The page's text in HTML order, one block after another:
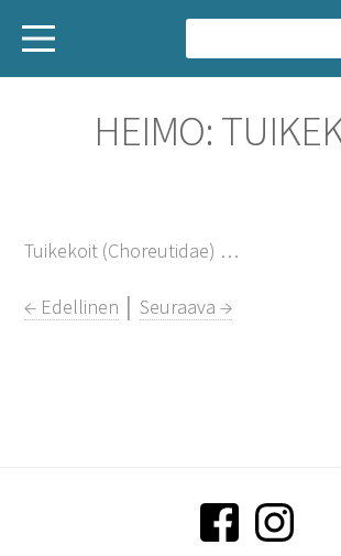
a
k
HEIMO:
Tuikekoit (Choreutidae) …
← Edellinen │Seuraava →